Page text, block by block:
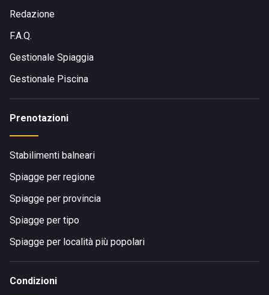
Redazione
F.A.Q.
Gestionale Spiaggia
Gestionale Piscina
Prenotazioni
Stabilimenti balneari
Spiagge per regione
Spiagge per provincia
Spiagge per tipo
Spiagge per località più popolari
Condizioni